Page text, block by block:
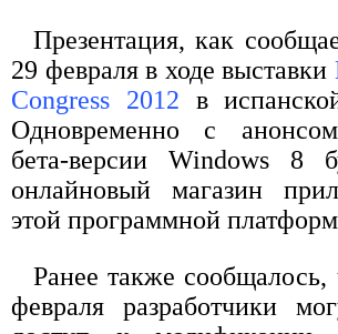
Презентация, как
29 февраля в ходе выставки
Congress 2012 в
Одновременно с
бета-версии Windows 8
онлайновый магазин
этой программной
Ранее также сообщалось,
февраля разработчики